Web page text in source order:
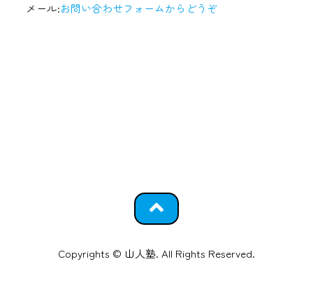
メール:お問い合わせフォームからどうぞ
Copyrights © 山人塾. All Rights Reserved.